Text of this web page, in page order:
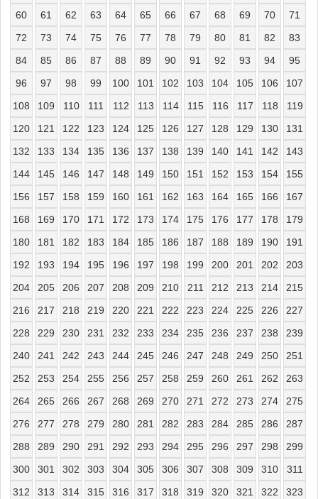
60
61 62 63 64 65 66 67 68 69 70
71
72
73 74 75 76 77 78 79 80 81 82
83
84
85 86 87 88 89 90 91 92 93 94
95
96
97 98 99 100 101 102 103 104 105 106
107
108
109 110 111 112 113 114 115 116 117 118
119
120
121 122 123 124 125 126 127 128 129 130
131
132
133 134 135 136 137 138 139 140 141 142
143
144
145 146 147 148 149 150 151 152 153 154
155
156
157 158 159 160 161 162 163 164 165 166
167
168
169 170 171 172 173 174 175 176 177 178
179
180
181 182 183 184 185 186 187 188 189 190
191
192
193 194 195 196 197 198 199 200 201 202
203
204
205 206 207 208 209 210 211 212 213 214
215
216
217 218 219 220 221 222 223 224 225 226
227
228
229 230 231 232 233 234 235 236 237 238
239
240
241 242 243 244 245 246 247 248 249 250
251
252
253 254 255 256 257 258 259 260 261 262
263
264
265 266 267 268 269 270 271 272 273 274
275
276
277 278 279 280 281 282 283 284 285 286
287
288
289 290 291 292 293 294 295 296 297 298
299
300
301 302 303 304 305 306 307 308 309 310
311
312
313 314 315 316 317 318 319 320 321 322
323